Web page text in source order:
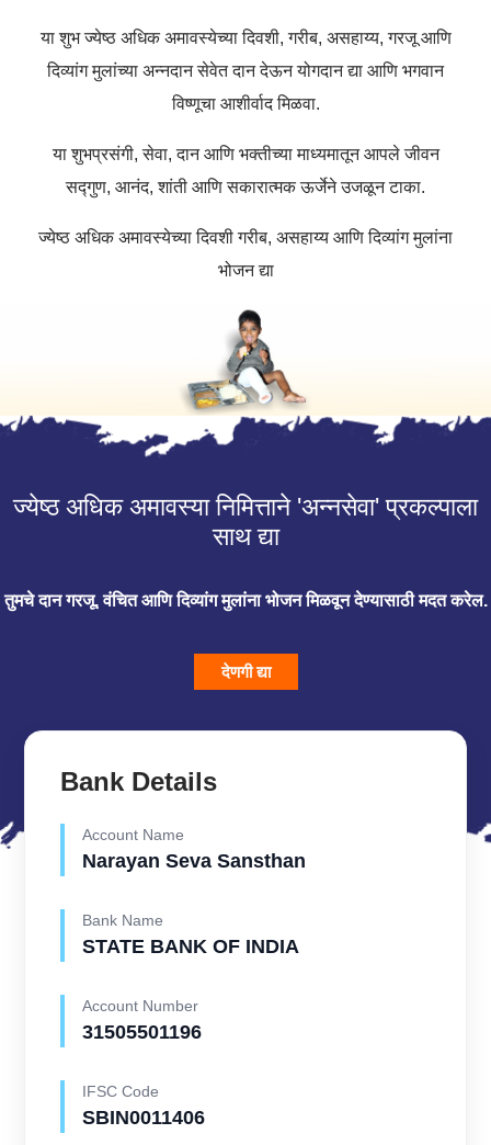
या शुभ ज्येष्ठ अधिक अमावस्येच्या दिवशी, गरीब, असहाय्य, गरजू आणि
दिव्यांग मुलांच्या अन्नदान सेवेत दान देऊन योगदान द्या आणि भगवान
विष्णूचा आशीर्वाद मिळवा.
या शुभप्रसंगी, सेवा, दान आणि भक्तीच्या माध्यमातून आपले जीवन
सद्गुण, आनंद, शांती आणि सकारात्मक ऊर्जेने उजळून टाका.
ज्येष्ठ अधिक अमावस्येच्या दिवशी गरीब, असहाय्य आणि दिव्यांग मुलांना
भोजन द्या
ज्येष्ठ अधिक अमावस्या निमित्ताने 'अन्नसेवा' प्रकल्पाला
साथ द्या
तुमचे दान गरजू, वंचित आणि दिव्यांग मुलांना भोजन मिळवून देण्यासाठी मदत करेल.
देणगी द्या
Bank Details
Account Name
Narayan Seva Sansthan
Bank Name
STATE BANK OF INDIA
Account Number
31505501196
IFSC Code
SBIN0011406